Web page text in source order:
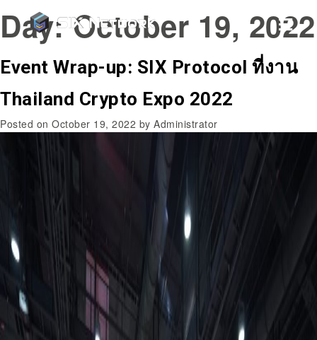
Day:October 19, 2022
Event Wrap-up: SIX Protocol ที่งาน
Thailand Crypto Expo 2022
Posted on October 19, 2022 by Administrator